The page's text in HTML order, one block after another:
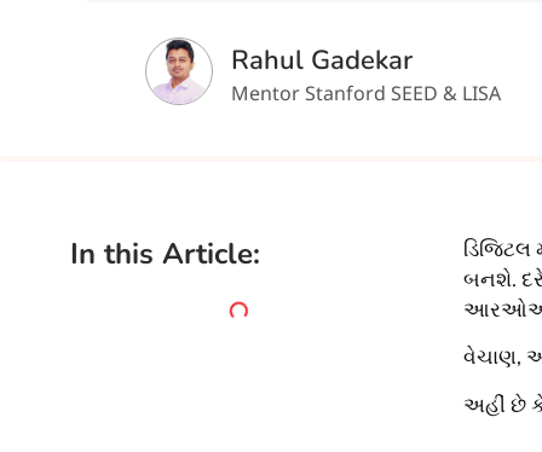
Rahul Gadekar
Mentor Stanford SEED & LISA
In this Article:
ડિજિટલ
બનશે.
આરઓઆઈ
વેચાણ,
અહીં છે કે